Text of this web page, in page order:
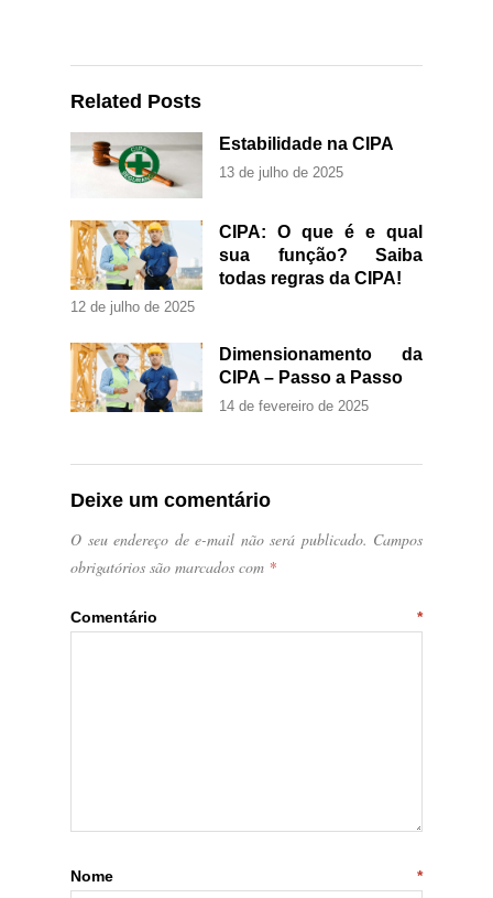
Related Posts
Estabilidade na CIPA
13 de julho de 2025
CIPA: O que é e qual
sua função? Saiba
todas regras da CIPA!
12 de julho de 2025
Dimensionamento da
CIPA – Passo a Passo
14 de fevereiro de 2025
Deixe um comentário
O seu endereço de e-mail não será publicado. Campos
obrigatórios são marcados com *
Comentário *
Nome *